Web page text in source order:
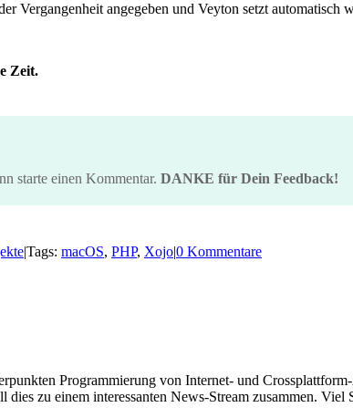
angegeben und Veyton setzt automatisch
Zeit.
starte einen Kommentar. DANKE für Dein Feedback!
|Tags: macOS, PHP, Xojo|0 Kommentare
Programmierung von Internet- und
zu einem interessanten News-Stream zusammen. Viel